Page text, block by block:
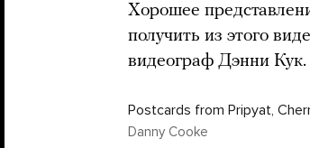
Хорошее
получить из этого
видеограф Дэнни Кук.
Postcards from Pripyat,
Danny Cooke